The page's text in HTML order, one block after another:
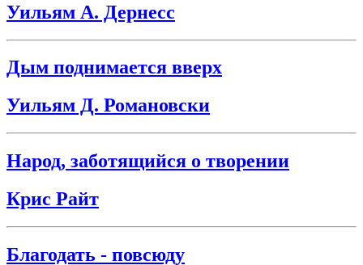
Уильям А. Дернесс
Дым поднимается вверх
Уильям Д. Романовски
Народ, заботящийся о творении
Крис Райт
Благодать - повсюду